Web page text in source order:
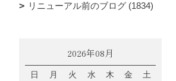
リニューアル前のブログ (1834)
2026年08月
日 月 火 水 木 金
土